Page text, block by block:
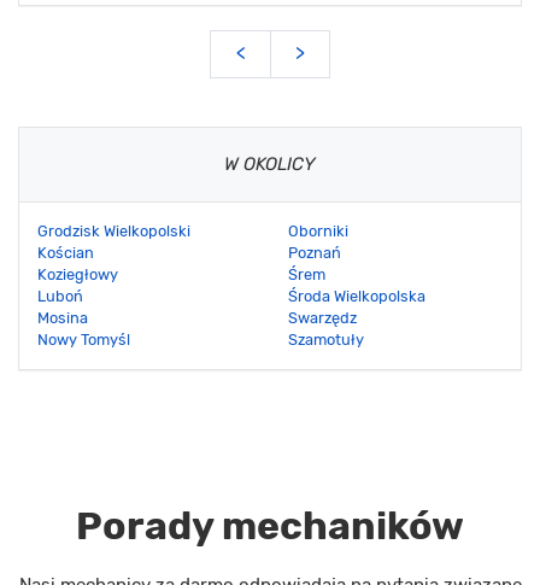
< >
W OKOLICY
Grodzisk Wielkopolski
Kościan
Koziegłowy
Luboń
Mosina
Nowy Tomyśl
Oborniki
Poznań
Śrem
Środa Wielkopolska
Swarzędz
Szamotuły
Porady mechaników